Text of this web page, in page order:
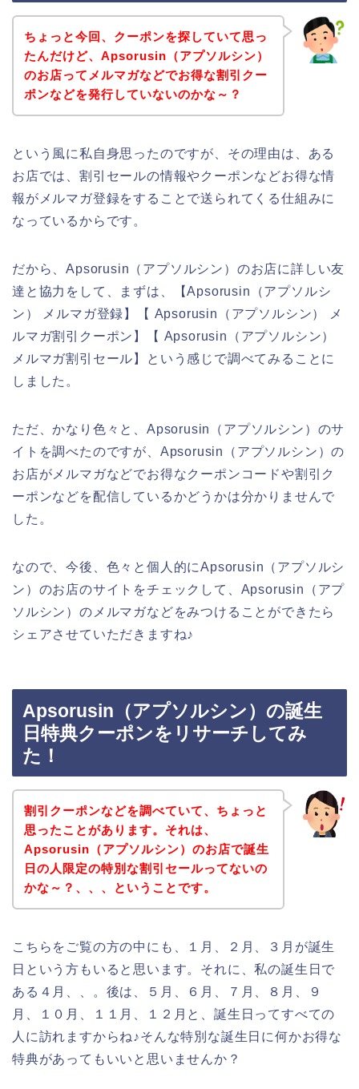
ちょっと今回、クーポンを探していて思っ
たんだけど、Apsorusin（アプソルシン）
のお店ってメルマガなどでお得な割引クー
ポンなどを発行していないのかな～？
という風に私自身思ったのですが、その理由は、ある
お店では、割引セールの情報やクーポンなどお得な情
報がメルマガ登録をすることで送られてくる仕組みに
なっているからです。
だから、Apsorusin（アプソルシン）のお店に詳しい友
達と協力をして、まずは、【Apsorusin（アプソルシ
ン） メルマガ登録】【 Apsorusin（アプソルシン） メ
ルマガ割引クーポン】【 Apsorusin（アプソルシン）
メルマガ割引セール】という感じで調べてみることに
しました。
ただ、かなり色々と、Apsorusin（アプソルシン）のサ
イトを調べたのですが、Apsorusin（アプソルシン）の
お店がメルマガなどでお得なクーポンコードや割引ク
ーポンなどを配信しているかどうかは分かりませんで
した。
なので、今後、色々と個人的にApsorusin（アプソルシ
ン）のお店のサイトをチェックして、Apsorusin（アプ
ソルシン）のメルマガなどをみつけることができたら
シェアさせていただきますね♪
Apsorusin（アプソルシン）の誕生
日特典クーポンをリサーチしてみ
た！
割引クーポンなどを調べていて、ちょっと
思ったことがあります。それは、
Apsorusin（アプソルシン）のお店で誕生
日の人限定の特別な割引セールってないの
かな～？、、、ということです。
こちらをご覧の方の中にも、１月、２月、３月が誕生
日という方もいると思います。それに、私の誕生日で
ある４月、、。後は、５月、６月、７月、８月、９
月、１０月、１１月、１２月と、誕生日ってすべての
人に訪れますからね♪そんな特別な誕生日に何かお得な
特典があってもいいと思いませんか？